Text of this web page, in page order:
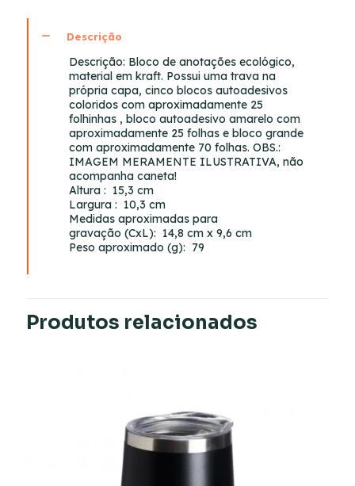
Descrição
Descrição: Bloco de anotações ecológico,
material em kraft. Possui uma trava na
própria capa, cinco blocos autoadesivos
coloridos com aproximadamente 25
folhinhas , bloco autoadesivo amarelo com
aproximadamente 25 folhas e bloco grande
com aproximadamente 70 folhas. OBS.:
IMAGEM MERAMENTE ILUSTRATIVA, não
acompanha caneta!
Altura : 15,3 cm
Largura : 10,3 cm
Medidas aproximadas para
gravação (CxL): 14,8 cm x 9,6 cm
Peso aproximado (g): 79
Produtos relacionados